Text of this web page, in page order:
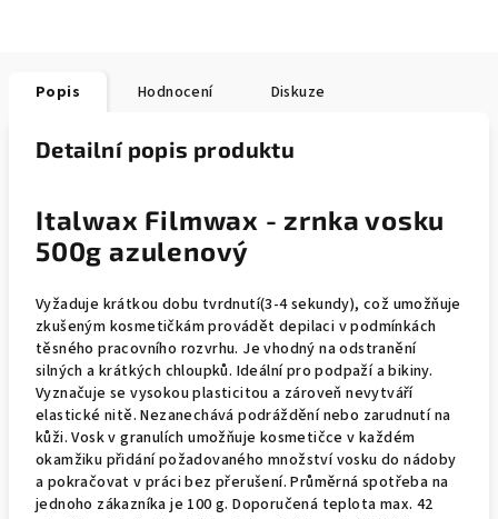
Popis Hodnocení Diskuze
Detailní popis produktu
Italwax Filmwax - zrnka vosku
500g azulenový
Vyžaduje krátkou dobu tvrdnutí(3-4 sekundy), což umožňuje
zkušeným kosmetičkám provádět depilaci v podmínkách
těsného pracovního rozvrhu. Je vhodný na odstranění
silných a krátkých chloupků. Ideální pro podpaží a bikiny.
Vyznačuje se vysokou plasticitou a zároveň nevytváří
elastické nitě. Nezanechává podráždění nebo zarudnutí na
kůži. Vosk v granulích umožňuje kosmetičce v každém
okamžiku přidání požadovaného množství vosku do nádoby
a pokračovat v práci bez přerušení. Průměrná spotřeba na
jednoho zákazníka je 100 g. Doporučená teplota max. 42